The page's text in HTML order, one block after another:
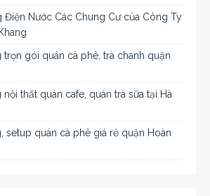
Điện Nước Các Chung Cư của Công Ty
trọn gói quán cà phê, trà chanh quận
thất quán cafe, quán trà sữa tại Hà
setup quán cà phê giá rẻ quận Hoàn